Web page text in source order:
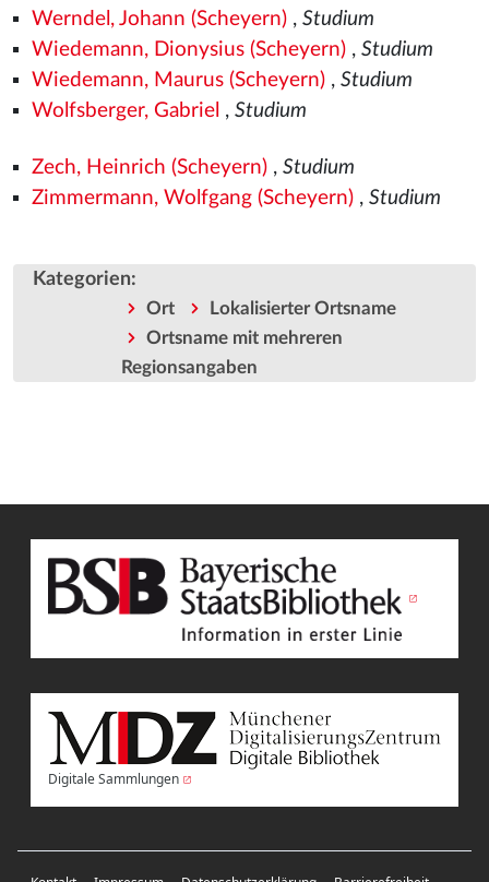
Werndel, Johann (Scheyern), Studium
Wiedemann, Dionysius (Scheyern), Studium
Wiedemann, Maurus (Scheyern), Studium
Wolfsberger, Gabriel , Studium
Zech, Heinrich (Scheyern), Studium
Zimmermann, Wolfgang (Scheyern), Studium
Kategorien:
Ort
Lokalisierter Ortsname
Ortsname mit mehreren
Regionsangaben
Digitale Sammlungen